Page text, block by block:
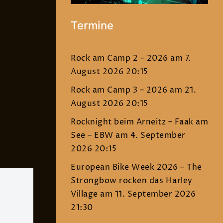
Termine
Rock am Camp 2 – 2026 am 7.
August 2026 20:15
Rock am Camp 3 – 2026 am 21.
August 2026 20:15
Rocknight beim Arneitz – Faak am
See – EBW am 4. September
2026 20:15
European Bike Week 2026 – The
Strongbow rocken das Harley
Village am 11. September 2026
21:30